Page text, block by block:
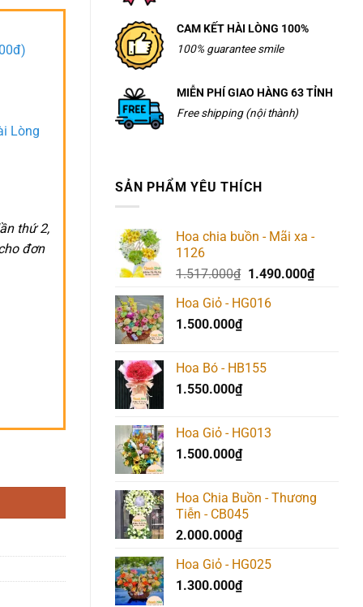
CAM KẾT HÀI LÒNG 100%
100% guarantee smile
MIỄN PHÍ GIAO HÀNG 63 TỈNH
Free shipping (nội thành)
SẢN PHẨM YÊU THÍCH
Hoa chia buồn - Mãi xa -
1126
1.517.000₫ Giá
là:
1.490.000₫Giá
Hoa Giỏ - HG016
1.500.000₫
Hoa Bó - HB155
1.550.000₫
Hoa Giỏ - HG013
1.500.000₫
Hoa Chia Buồn - Thương
Tiễn - CB045
2.000.000₫
Hoa Giỏ - HG025
1.300.000₫
Lòng
thứ 2,
đơn